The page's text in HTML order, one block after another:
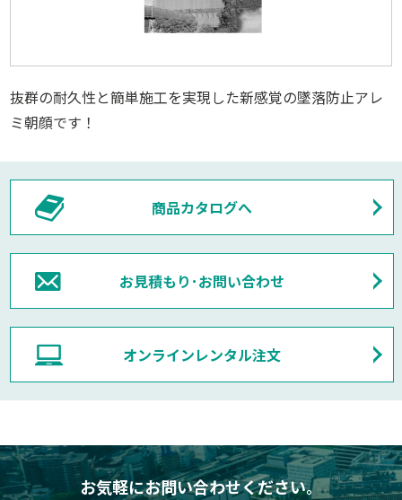
抜群の耐久性と簡単施工を実現した新感覚の墜落防止アレ
ミ朝顔です！
商品カタログへ
お見積もり･お問い合わせ
オンラインレンタル注文
お気軽にお問い合わせください。